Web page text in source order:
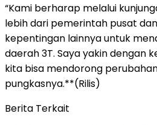
“Kami berharap melalui
lebih dari pemerintah pusat
kepentingan lainnya untuk
daerah 3T. Saya yakin dengan
kita bisa mendorong
pungkasnya.**(Rilis)
Berita Terkait